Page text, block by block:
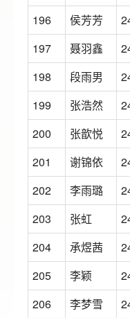
196
侯芳芳
197
聂羽鑫
198
段雨男
199
张浩然
200
张歆悦
201
谢锦依
202
李雨璐
203
张虹
204
承煜茜
205
李颖
206
李梦雪